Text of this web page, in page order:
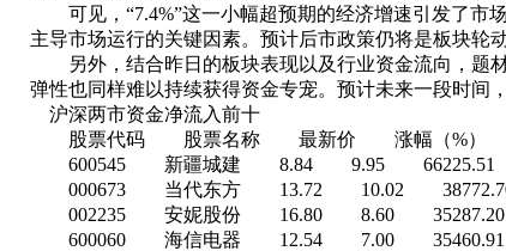
可见，“7.4%”这一小幅超预期的经济增速引发了市
主导市场运行的关键因素。预计后市政策仍将是板块轮
另外，结合昨日的板块表现以及行业资金流向，题材
弹性也同样难以持续获得资金专宠。预计未来一段时间
沪深两市资金净流入前十
股票代码 股票名称 最新价 涨幅（%） 流
600545 新疆城建 8.84 9.95 66225.51
000673 当代东方 13.72 10.02
002235 安妮股份 16.80 8.60
600060 海信电器 12.54 7.00